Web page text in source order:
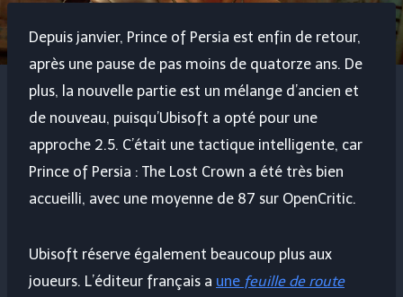
Depuis janvier, Prince of Persia est enfin de retour,
après une pause de pas moins de quatorze ans. De
plus, la nouvelle partie est un mélange d’ancien et
de nouveau, puisqu’Ubisoft a opté pour une
approche 2.5. C’était une tactique intelligente, car
Prince of Persia : The Lost Crown a été très bien
accueilli, avec une moyenne de 87 sur OpenCritic.
Ubisoft réserve également beaucoup plus aux
joueurs. L’éditeur français a une feuille de route